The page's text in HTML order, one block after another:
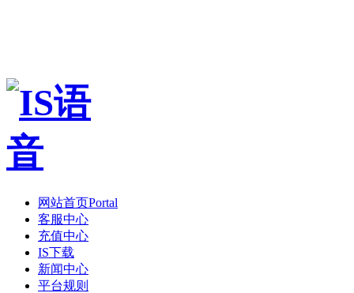
网站首页Portal
客服中心
充值中心
IS下载
新闻中心
平台规则